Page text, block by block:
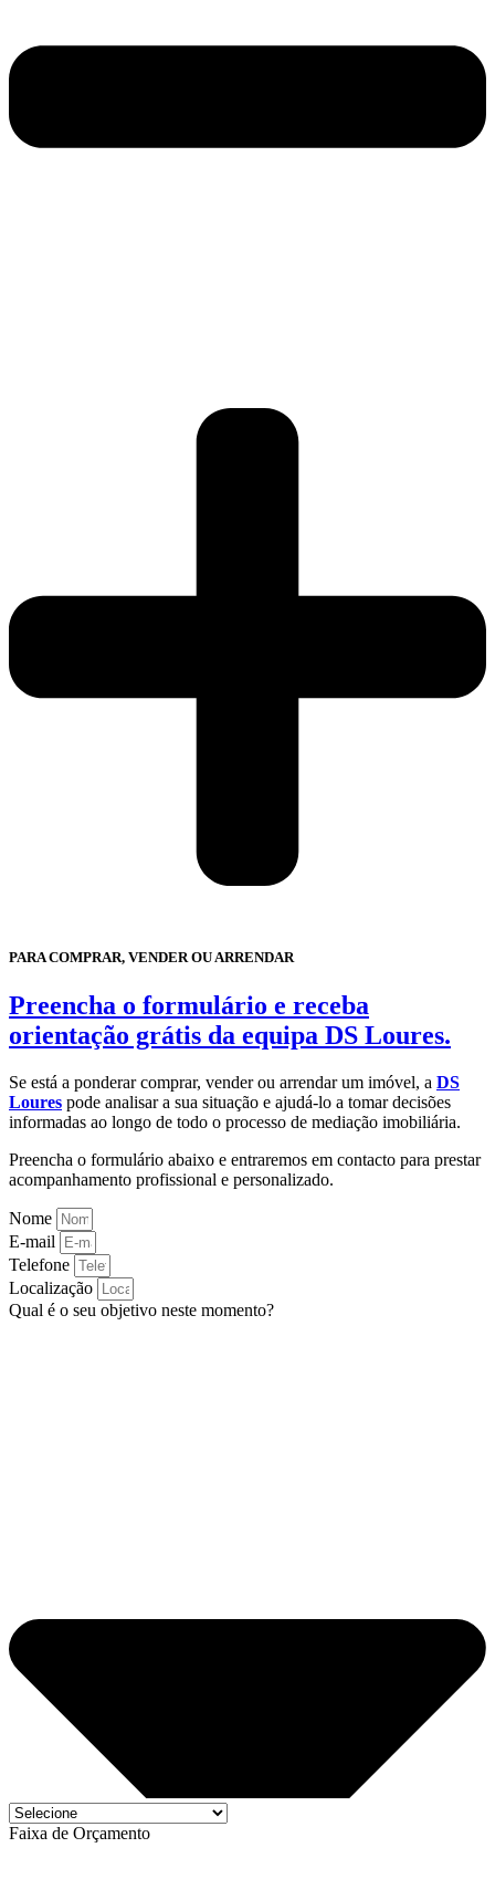
PARA COMPRAR, VENDER OU ARRENDAR
Preencha o formulário e receba
orientação grátis da equipa DS Loures.
Se está a ponderar comprar, vender ou arrendar um imóvel, a DS
Loures pode analisar a sua situação e ajudá-lo a tomar decisões
informadas ao longo de todo o processo de mediação imobiliária.
Preencha o formulário abaixo e entraremos em contacto para prestar
acompanhamento profissional e personalizado.
Nome
E-mail
Telefone
Localização
Qual é o seu objetivo neste momento?
Faixa de Orçamento